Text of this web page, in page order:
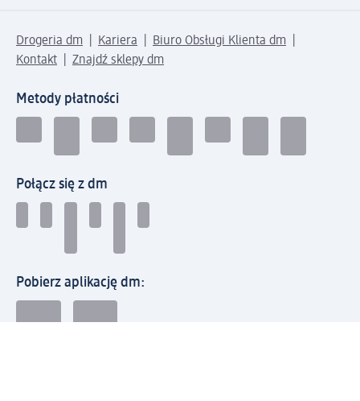
Drogeria dm Kariera
Biuro Obsługi Klienta dm
Kontakt
Znajdź sklepy dm
Metody płatności
Połącz się z dm
Pobierz aplikację dm: